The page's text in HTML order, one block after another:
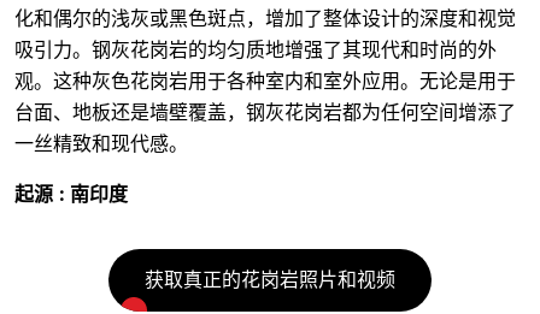
化和偶尔的浅灰或黑色斑点，增加了整体设计的深度和视觉
吸引力。钢灰花岗岩的均匀质地增强了其现代和时尚的外
观。这种灰色花岗岩用于各种室内和室外应用。无论是用于
台面、地板还是墙壁覆盖，钢灰花岗岩都为任何空间增添了
一丝精致和现代感。
起源 : 南印度
获取真正的花岗岩照片和视频